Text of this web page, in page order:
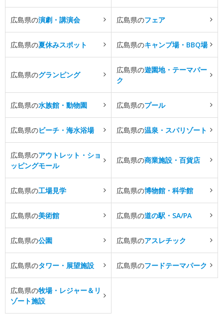
広島県の演劇・講演会 広島県のフェア
広島県の夏休みスポット 広島県のキャンプ場・BBQ場
広島県のグランピング
広島県の遊園地・テーマパー
ク
広島県の水族館・動物園 広島県のプール
広島県のビーチ・海水浴場 広島県の温泉・スパリゾート
広島県のアウトレット・ショ
ッピングモール
広島県の商業施設・百貨店
広島県の工場見学 広島県の博物館・科学館
広島県の美術館 広島県の道の駅・SA/PA
広島県の公園 広島県のアスレチック
広島県のタワー・展望施設 広島県のフードテーマパーク
広島県の牧場・レジャー＆リ
ゾート施設